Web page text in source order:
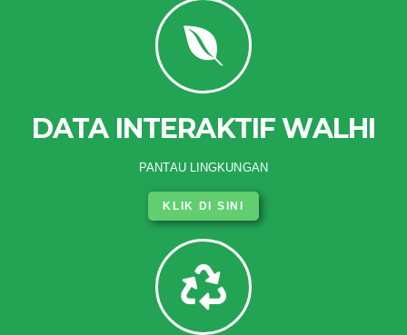
DATA INTERAKTIF WALHI
PANTAU LINGKUNGAN
KLIK DI SINI